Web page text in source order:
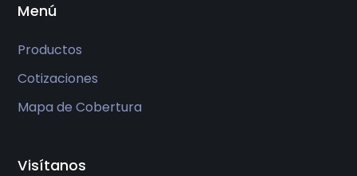
Menú
Productos
Cotizaciones
Mapa de Cobertura
Visítanos